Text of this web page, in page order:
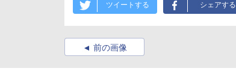
ツイートする シェアする
前の画像